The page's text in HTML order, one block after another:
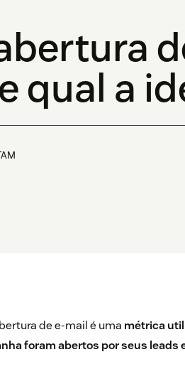
qual a
de e-mail é uma métrica
foram abertos por seus leads